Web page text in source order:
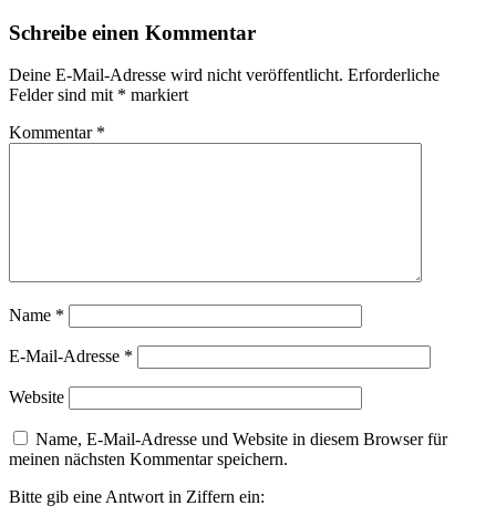
Schreibe einen Kommentar
Deine E-Mail-Adresse wird nicht veröffentlicht. Erforderliche
Felder sind mit * markiert
Kommentar *
Name *
E-Mail-Adresse *
Website
Name, E-Mail-Adresse und Website in diesem Browser für
meinen nächsten Kommentar speichern.
Bitte gib eine Antwort in Ziffern ein: